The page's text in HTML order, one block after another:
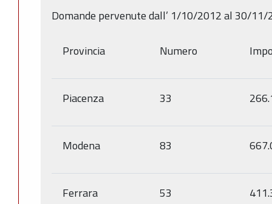
Domande pervenute dall’ 1/10/2012 al 30/
Provincia Numero
Piacenza 33
Modena 83
Ferrara 53